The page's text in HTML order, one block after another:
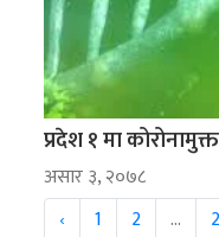
प्रदेश १ मा
असार ३, २०७८
‹ 1 2 ...